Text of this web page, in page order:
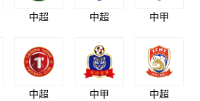
中超 中超 中甲
中超 中甲 中超